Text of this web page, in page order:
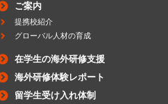
ご案内
提携校紹介
グローバル人材の育成
在学生の海外研修支援
海外研修体験レポート
留学生受け入れ体制